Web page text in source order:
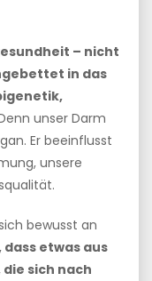
– nicht
in das
unser Darm
Er beeinflusst
unsere
bewusst an
etwas aus
sich nach